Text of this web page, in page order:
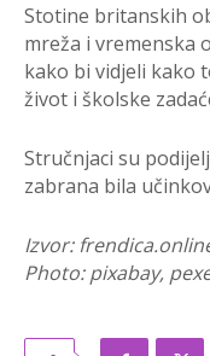
Stotine britanskih
mreža i vremenska
kako bi vidjeli kako
život i školske
Stručnjaci su
zabrana bila
Izvor:
Photo: pixabay,